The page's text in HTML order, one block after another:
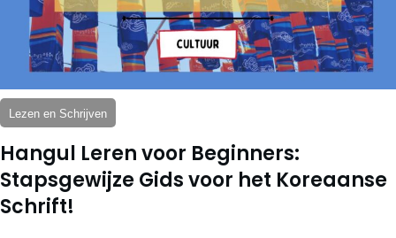
Lezen en Schrijven
Hangul Leren voor Beginners:
Stapsgewijze Gids voor het Koreaanse
Schrift!